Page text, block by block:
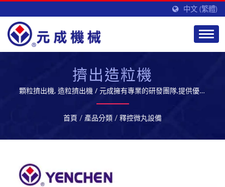
中文 (繁體)
擠出造粒機
顆粒擠出機, 造粒擠出機 / 元成擁有專業的研發團隊,提供優質
的生技製藥設備及服務,開拓全球市場
首頁 / 產品分類 / 釋控微丸設備